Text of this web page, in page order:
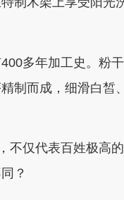
多年加工史。粉
制而成，细滑白皙
不仅代表百姓极高
？